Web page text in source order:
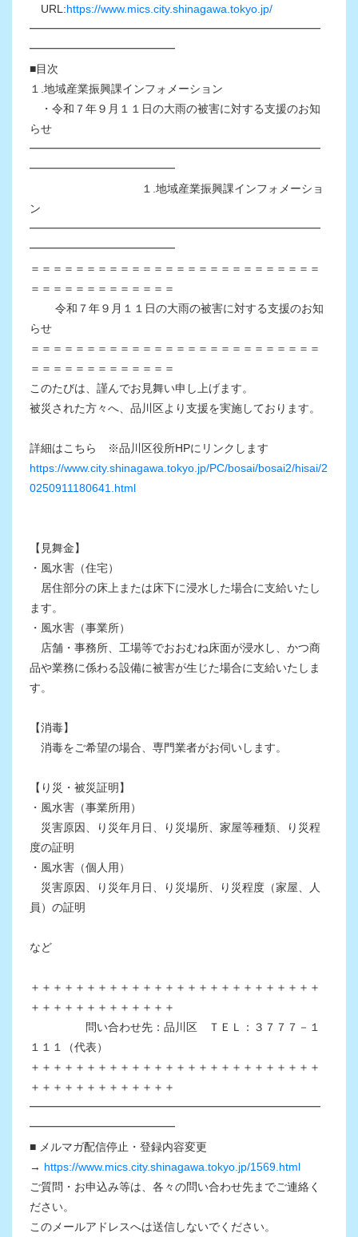
URL:https://www.mics.city.shinagawa.tokyo.jp/
━━━━━━━━━━━━━━━━━━━━━━━━━━
━━━━━━━━━━━━━
■目次
１.地域産業振興課インフォメーション
・令和７年９月１１日の大雨の被害に対する支援のお知
らせ
━━━━━━━━━━━━━━━━━━━━━━━━━━
━━━━━━━━━━━━━
１.地域産業振興課インフォメーショ
ン
━━━━━━━━━━━━━━━━━━━━━━━━━━
━━━━━━━━━━━━━
＝＝＝＝＝＝＝＝＝＝＝＝＝＝＝＝＝＝＝＝＝＝＝＝＝＝
＝＝＝＝＝＝＝＝＝＝＝＝＝
令和７年９月１１日の大雨の被害に対する支援のお知
らせ
＝＝＝＝＝＝＝＝＝＝＝＝＝＝＝＝＝＝＝＝＝＝＝＝＝＝
＝＝＝＝＝＝＝＝＝＝＝＝＝
このたびは、謹んでお見舞い申し上げます。
被災された方々へ、品川区より支援を実施しております。
詳細はこちら ※品川区役所HPにリンクします
https://www.city.shinagawa.tokyo.jp/PC/bosai/bosai2/hisai/2
0250911180641.html
【見舞金】
・風水害（住宅）
居住部分の床上または床下に浸水した場合に支給いたし
ます。
・風水害（事業所）
店舗・事務所、工場等でおおむね床面が浸水し、かつ商
品や業務に係わる設備に被害が生じた場合に支給いたしま
す。
【消毒】
消毒をご希望の場合、専門業者がお伺いします。
【り災・被災証明】
・風水害（事業所用）
災害原因、り災年月日、り災場所、家屋等種類、り災程
度の証明
・風水害（個人用）
災害原因、り災年月日、り災場所、り災程度（家屋、人
員）の証明
など
＋＋＋＋＋＋＋＋＋＋＋＋＋＋＋＋＋＋＋＋＋＋＋＋＋＋
＋＋＋＋＋＋＋＋＋＋＋＋＋
問い合わせ先：品川区 ＴＥＬ：３７７７－１
１１１（代表）
＋＋＋＋＋＋＋＋＋＋＋＋＋＋＋＋＋＋＋＋＋＋＋＋＋＋
＋＋＋＋＋＋＋＋＋＋＋＋＋
━━━━━━━━━━━━━━━━━━━━━━━━━━
━━━━━━━━━━━━━
■ メルマガ配信停止・登録内容変更
→ https://www.mics.city.shinagawa.tokyo.jp/1569.html
ご質問・お申込み等は、各々の問い合わせ先までご連絡く
ださい。
このメールアドレスへは送信しないでください。